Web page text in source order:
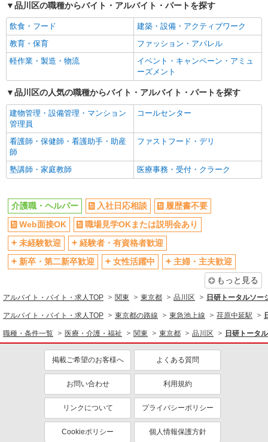
Web面接OK
職場見学OKまたは説明会あり
未経験歓迎
経験者・有資格者歓迎
新卒・第二新卒歓迎
女性活躍中
主婦・主夫歓迎
フリーター歓迎
学歴不問
ブランクOK
ミドル（40代～）活躍中
エルダー（50代～）活躍中
シニア（60代～）活躍中
昇給あり
週払い
週2～3日勤務OK
10時～勤務OK
時間や曜日が選べる・シフト自由
深夜
転勤なし
登録制
交通費支給
社会保険あり
社割・特典あり
研修制度あり
資格取得支援制度あり
高収入・高額
医療・介護・福祉
介護職・ヘルパー
同じ特徴から求人を探す
ミドル（40代～）活躍中
週2～3日勤務OK
深夜
交通費支給
品川区の職種からバイト・アルバイト・パートを探す
飲食・フード
建築・設備・アクティブワーク
教育・保育
ファッション・アパレル
軽作業・製造・物流
イベント・キャンペーン・アミュ
ーズメント
品川区の人気の職種からバイト・アルバイト・パートを探す
建物管理・設備管理・マンション
管理員
コールセンター
看護師・保健師・看護助手・助産
師
ファストフード・デリ
塾講師・家庭教師 医療事務・受付・クラーク
介護職・ヘルパー 入社日応相談
履歴書不要
Web面接OK
職場見学OKまたは説明会あり
未経験歓迎
経験者・有資格者歓迎
新卒・第二新卒歓迎
女性活躍中
主婦・主夫歓迎
もっと見る
アルバイト・バイト・求人TOP 関東 東京都 品川区 日研トータルソ
アルバイト・バイト・求人TOP 東京都の路線 東急池上線 荏原中延駅
職種・条件一覧 医療・介護・福祉 関東 東京都 品川区 日研トータ
掲載ご希望のお客様へ よくある質問
お問い合わせ 利用規約
リンクについて プライバシーポリシー
Cookieポリシー 個人情報保護方針